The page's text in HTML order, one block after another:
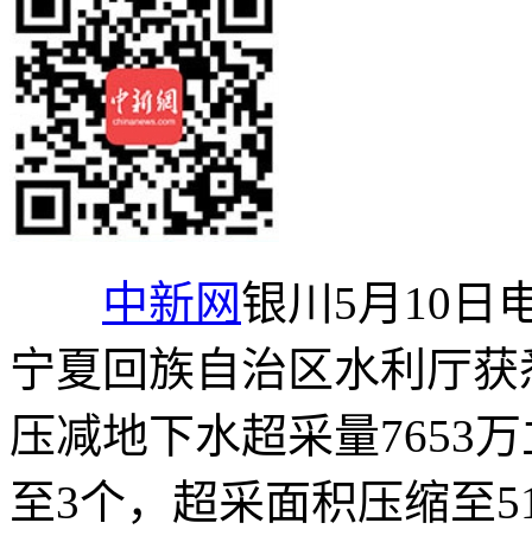
中新网银川5月10日
宁夏回族自治区水利厅
压减地下水超采量7653
至3个，超采面积压缩至